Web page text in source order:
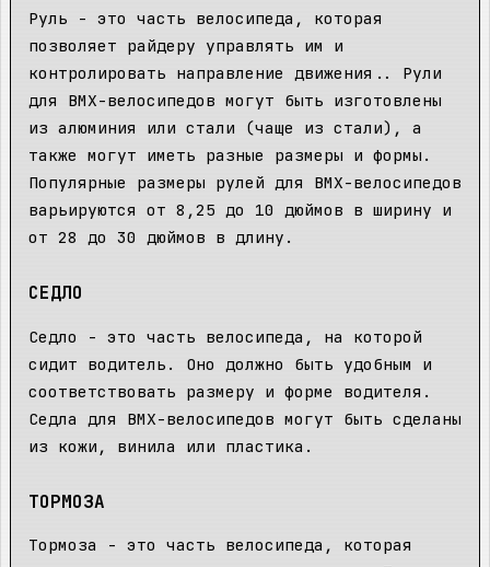
Руль - это часть велосипеда, которая
позволяет райдеру управлять им и
контролировать направление движения.. Рули
для BMX-велосипедов могут быть изготовлены
из алюминия или стали (чаще из стали), а
также могут иметь разные размеры и формы.
Популярные размеры рулей для BMX-велосипедов
варьируются от 8,25 до 10 дюймов в ширину и
от 28 до 30 дюймов в длину.
СЕДЛО
Седло - это часть велосипеда, на которой
сидит водитель. Оно должно быть удобным и
соответствовать размеру и форме водителя.
Седла для BMX-велосипедов могут быть сделаны
из кожи, винила или пластика.
ТОРМОЗА
Тормоза - это часть велосипеда, которая